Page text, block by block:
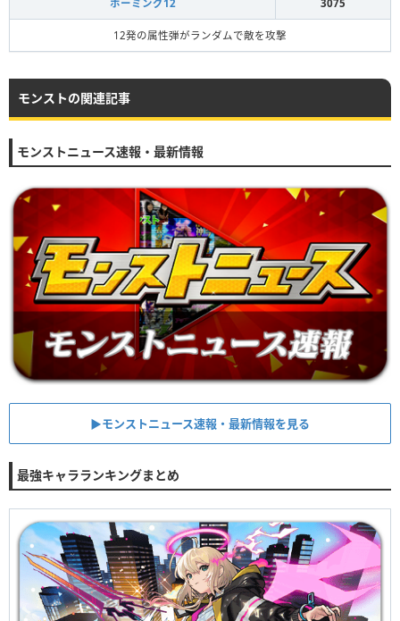
ホーミング12 3075
12発の属性弾がランダムで敵を攻撃
モンストの関連記事
モンストニュース速報・最新情報
▶︎モンストニュース速報・最新情報を見る
最強キャラランキングまとめ